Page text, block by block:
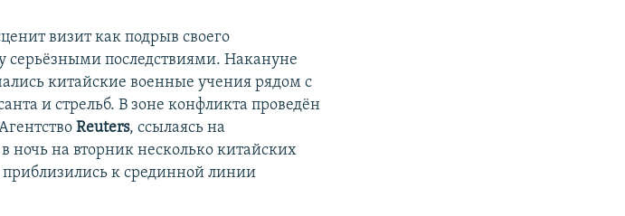
визит как подрыв своего
серьёзными последствиями. Накануне
китайские военные учения рядом с
и стрельб. В зоне конфликта проведён
Reuters, ссылаясь на
ночь на вторник несколько китайских
к срединной линии